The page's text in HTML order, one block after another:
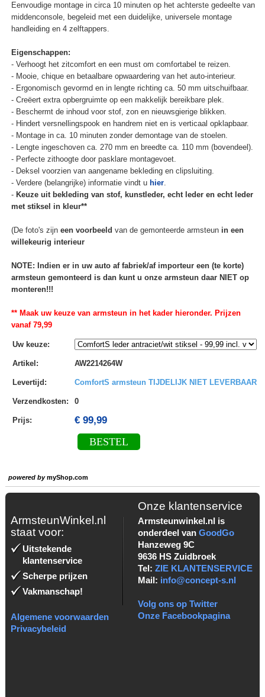
Eenvoudige montage in circa 10 minuten op het achterste gedeelte van
middenconsole, begeleid met een duidelijke, universele montage
handleiding en 4 zelftappers.
Eigenschappen:
- Verhoogt het zitcomfort en een must om comfortabel te reizen.
- Mooie, chique en betaalbare opwaardering van het auto-interieur.
- Ergonomisch gevormd en in lengte richting ca. 50 mm uitschuifbaar.
- Creëert extra opbergruimte op een makkelijk bereikbare plek.
- Beschermt de inhoud voor stof, zon en nieuwsgierige blikken.
- Hindert versnellingspook en handrem niet en is verticaal opklapbaar.
- Montage in ca. 10 minuten zonder demontage van de stoelen.
- Lengte ingeschoven ca. 270 mm en breedte ca. 110 mm (bovendeel).
- Perfecte zithoogte door pasklare montagevoet.
- Deksel voorzien van aangename bekleding en clipsluiting.
- Verdere (belangrijke) informatie vindt u hier.
- Keuze uit bekleding van stof, kunstleder, echt leder en echt leder
met stiksel in kleur**
(De foto's zijn een voorbeeld van de gemonteerde armsteun in een
willekeurig interieur
NOTE: Indien er in uw auto af fabriek/af importeur een (te korte)
armsteun gemonteerd is dan kunt u onze armsteun daar NIET op
monteren!!!
** Maak uw keuze van armsteun in het kader hieronder. Prijzen
vanaf 79,99
Uw keuze:
Artikel : AW2214264W
Levertijd : ComfortS armsteun TIJDELIJK NIET LEVERBAAR
Verzendkosten: 0
Prijs: € 99,99
BESTEL
powered bymyShop.com
ArmsteunWinkel.nl
staat voor:
Uitstekende
klantenservice
Scherpe prijzen
Vakmanschap!
Algemene voorwaarden
Privacybeleid
Onze klantenservice
Armsteunwinkel.nl is
onderdeel van GoodGo
Hanzeweg 9C
9636 HS Zuidbroek
Tel: ZIE KLANTENSERVICE
Mail: info@concept-s.nl
Volg ons op Twitter
Onze Facebookpagina